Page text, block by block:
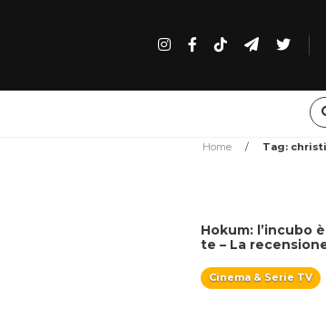
Home / Tag:
Hokum: l’incubo
te – La
Cinema & Serie TV